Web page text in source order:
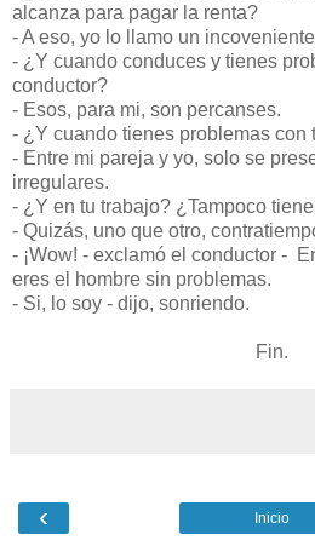
alcanza para pagar la renta?
- A eso, yo lo llamo un
- ¿Y cuando conduces y tienes
conductor?
- Esos, para mi, son percanses.
- ¿Y cuando tienes problemas con
- Entre mi pareja y yo, solo se
irregulares.
- ¿Y en tu trabajo? ¿Tampoco
- Quizás, uno que otro,
- ¡Wow! - exclamó el conductor -
eres el hombre sin problemas.
- Si, lo soy - dijo, sonriendo.
Fin.
‹ Inicio